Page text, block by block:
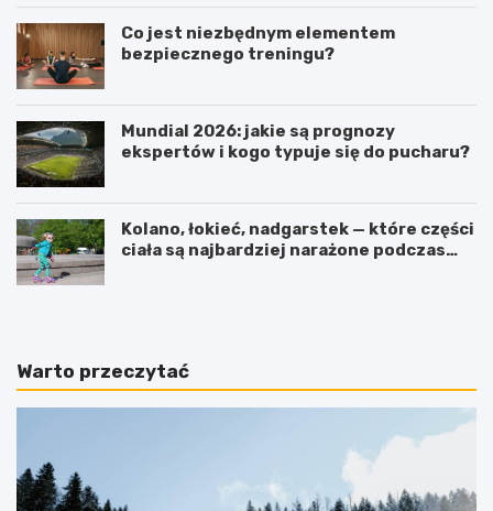
Co jest niezbędnym elementem
bezpiecznego treningu?
Mundial 2026: jakie są prognozy
ekspertów i kogo typuje się do pucharu?
Kolano, łokieć, nadgarstek — które części
ciała są najbardziej narażone podczas
Warto przeczytać